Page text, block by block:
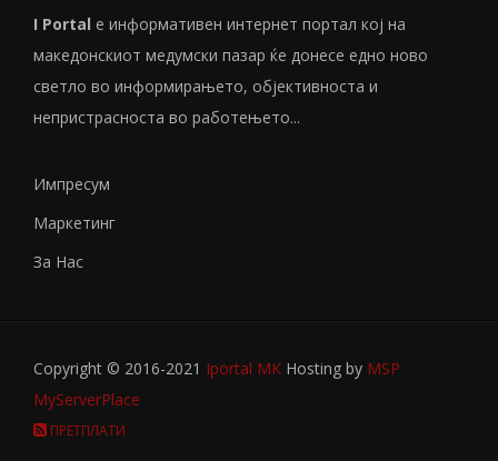
I Portal е информативен интернет портал кој на
македонскиот медумски пазар ќе донесе едно ново
светло во информирањето, објективноста и
непристрасноста во работењето...
Импресум
Маркетинг
За Нас
Copyright © 2016-2021 Iportal MK Hosting by MSP
MyServerPlace
ПРЕТПЛАТИ